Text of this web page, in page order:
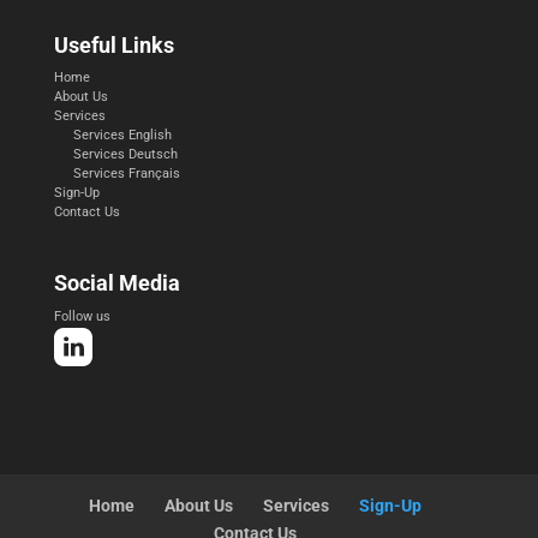
Useful Links
Home
About Us
Services
Services English
Services Deutsch
Services Français
Sign-Up
Contact Us
Social Media
Follow us
Home About Us Services
Sign-Up
Contact Us